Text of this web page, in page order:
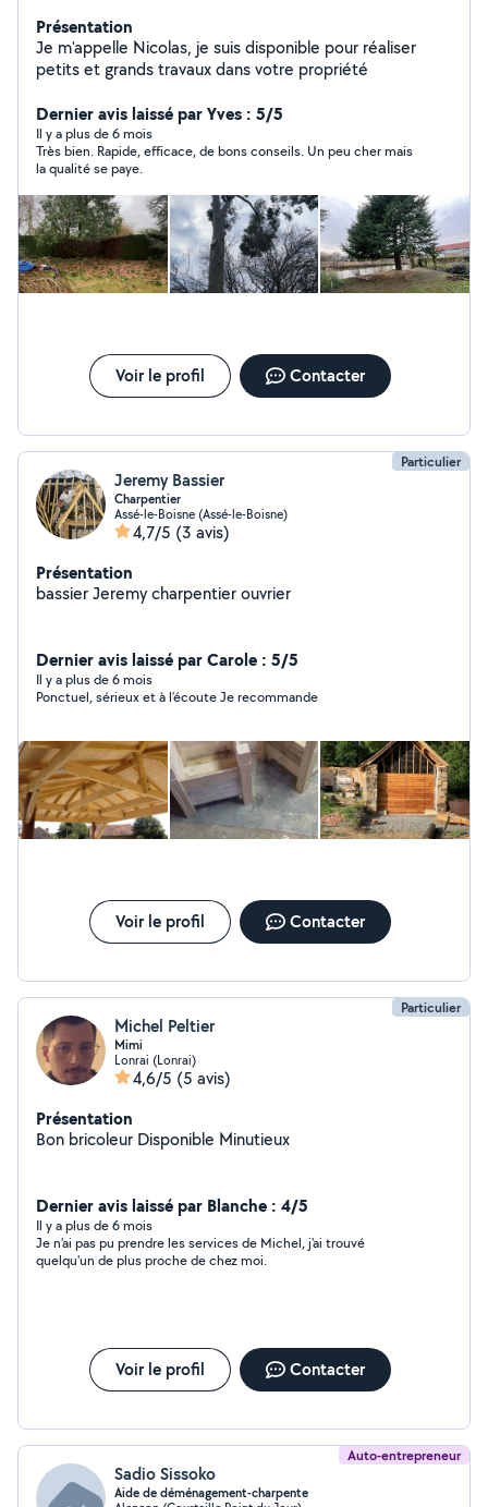
Présentation
Je m'appelle Nicolas, je suis disponible pour réaliser
petits et grands travaux dans votre propriété
Dernier avis laissé par Yves : 5/5
Il y a plus de 6 mois
Très bien. Rapide, efficace, de bons conseils. Un peu cher mais
la qualité se paye.
Voir le profil Contacter
Particulier
Jeremy Bassier
Charpentier
Assé-le-Boisne (Assé-le-Boisne)
4,7/5 (3 avis)
Présentation
bassier Jeremy charpentier ouvrier
Dernier avis laissé par Carole : 5/5
Il y a plus de 6 mois
Ponctuel, sérieux et à l’écoute Je recommande
Voir le profil Contacter
Particulier
Michel Peltier
Mimi
Lonrai (Lonrai)
4,6/5 (5 avis)
Présentation
Bon bricoleur Disponible Minutieux
Dernier avis laissé par Blanche : 4/5
Il y a plus de 6 mois
Je n'ai pas pu prendre les services de Michel, j'ai trouvé
quelqu'un de plus proche de chez moi.
Voir le profil Contacter
Auto-entrepreneur
Sadio Sissoko
Aide de déménagement-charpente